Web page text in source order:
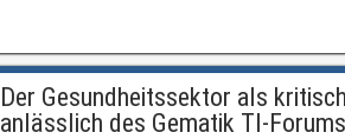
Der Gesundheitssektor als
anlässlich des Gematik TI-